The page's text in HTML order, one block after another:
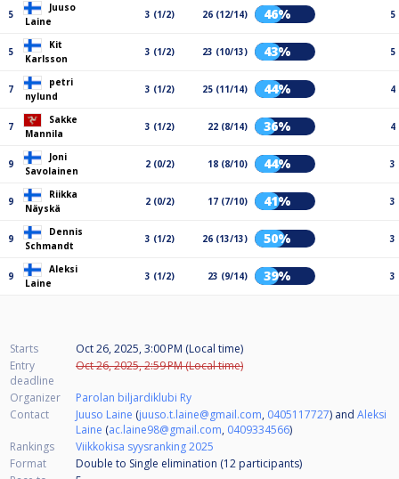
5
Juuso
Laine
3 (1/2) 26 (12/14) 46% 5
5
Kit
Karlsson
3 (1/2) 23 (10/13) 43% 5
7
petri
nylund
3 (1/2) 25 (11/14) 44% 4
7
Sakke
Mannila
3 (1/2) 22 (8/14) 36% 4
9
Joni
Savolainen
2 (0/2) 18 (8/10) 44% 3
9
Riikka
Näyskä
2 (0/2) 17 (7/10) 41% 3
9
Dennis
Schmandt
3 (1/2) 26 (13/13) 50% 3
9
Aleksi
Laine
3 (1/2) 23 (9/14) 39% 3
Starts
Oct 26, 2025, 3:00 PM (Local time)
Entry
deadline
Oct 26, 2025, 2:59 PM (Local time)
Organizer
Parolan biljardiklubi Ry
Contact
Juuso Laine (juuso.t.laine@gmail.com, 0405117727) and Aleksi
Laine (ac.laine98@gmail.com, 0409334566)
Rankings
Viikkokisa syysranking 2025
Format
Double to Single elimination (12 participants)